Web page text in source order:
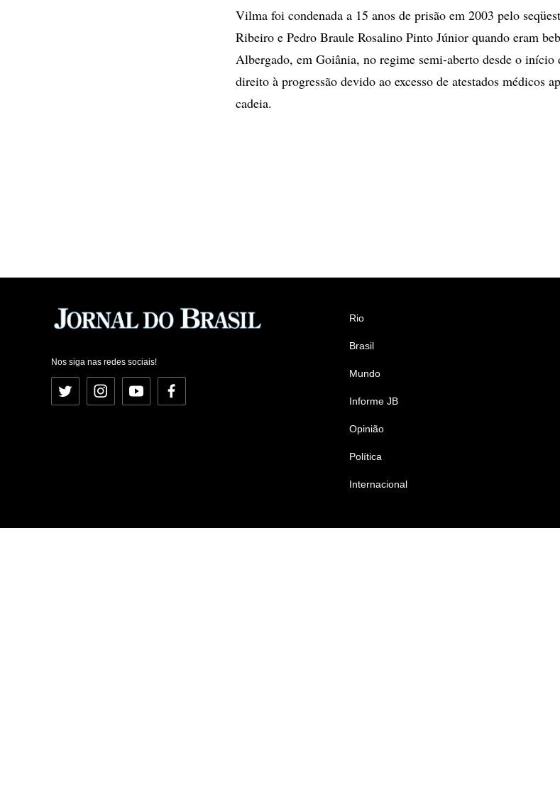
Vilma foi condenada a 15 anos de prisão em 2003 pelo
Ribeiro e Pedro Braule Rosalino Pinto Júnior quando eram
Albergado, em Goiânia, no regime semi-aberto desde o início
direito à progressão devido ao excesso de atestados médicos
cadeia.
Nos siga nas redes sociais!
Twitter InstagramYouTubeFacebook
Rio
Brasil
Mundo
Informe JB
Opinião
Política
Internacional